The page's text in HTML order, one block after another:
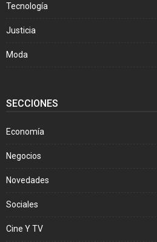
Tecnología
Justicia
Moda
SECCIONES
Economía
Negocios
Novedades
Sociales
Cine Y TV